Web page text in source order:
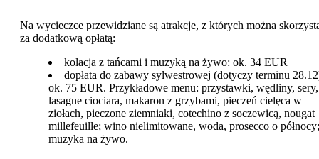
Na wycieczce przewidziane są atrakcje, z których można
za dodatkową opłatą:
kolacja z tańcami i muzyką na żywo: ok. 34 EUR
dopłata do zabawy sylwestrowej (dotyczy terminu
ok. 75 EUR. Przykładowe menu: przystawki, wędliny, sery,
lasagne ciociara, makaron z grzybami, pieczeń cielęca w
ziołach, pieczone ziemniaki, cotechino z soczewicą, nougat
millefeuille; wino nielimitowane, woda, prosecco o północy;
muzyka na żywo.